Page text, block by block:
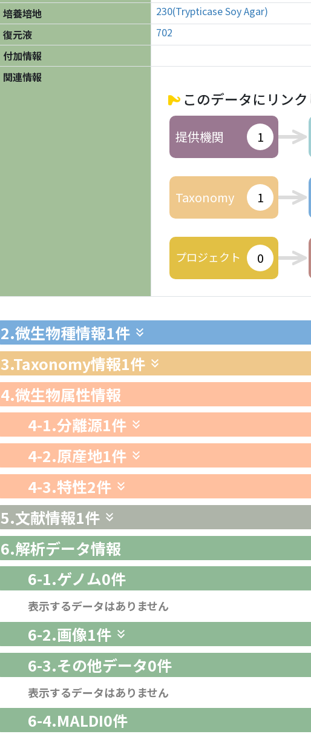
培養培地
230(Trypticase Soy Agar)
復元液
702
付加情報
関連情報
このデータにリン
提供機関 1
Taxonomy 1
プロジェクト 0
2.微生物種情報1件
3.Taxonomy情報1件
4.微生物属性情報
4-1.分離源1件
4-2.原産地1件
4-3.特性2件
5.文献情報1件
6.解析データ情報
6-1.ゲノム0件
表示するデータはありません
6-2.画像1件
6-3.その他データ0件
表示するデータはありません
6-4.MALDI0件